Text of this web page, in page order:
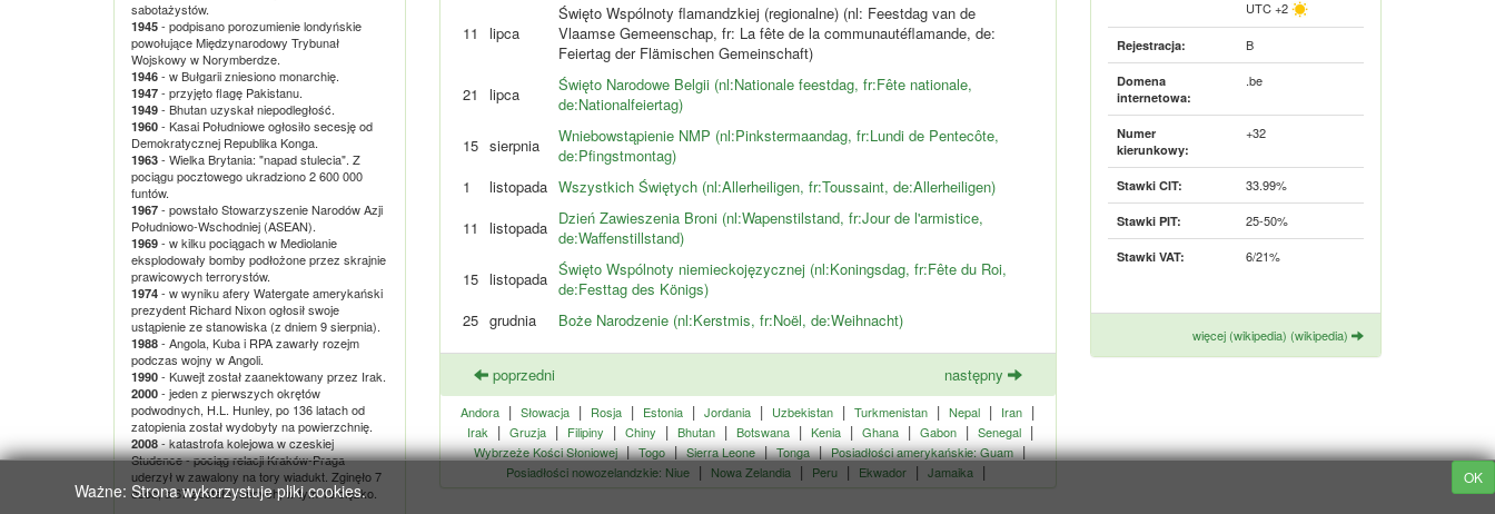
sabotażystów.
1945 - podpisano porozumienie londyńskie
powołujące Międzynarodowy Trybunał
Wojskowy w Norymberdze.
1946 - w Bułgarii zniesiono monarchię.
1947 - przyjęto flagę Pakistanu.
1949 - Bhutan uzyskał niepodległość.
1960 - Kasai Południowe ogłosiło secesję od
Demokratycznej Republika Konga.
1963 - Wielka Brytania: "napad stulecia". Z
pociągu pocztowego ukradziono 2 600 000
funtów.
1967 - powstało Stowarzyszenie Narodów Azji
Południowo-Wschodniej (ASEAN).
1969 - w kilku pociągach w Mediolanie
eksplodowały bomby podłożone przez skrajnie
prawicowych terrorystów.
1974 - w wyniku afery Watergate amerykański
prezydent Richard Nixon ogłosił swoje
ustąpienie ze stanowiska (z dniem 9 sierpnia).
1988 - Angola, Kuba i RPA zawarły rozejm
podczas wojny w Angoli.
1990 - Kuwejt został zaanektowany przez Irak.
2000 - jeden z pierwszych okrętów
podwodnych, H.L. Hunley, po 136 latach od
zatopienia został wydobyty na powierzchnię.
2008- katastrofa kolejowa w czeskiej
Studence - pociąg relacji Kraków-Praga
uderzył w zawalony na tory wiadukt. Zginęło 7
osób, a 67 zostało rannych, w tym 13 ciężko.
11 lipca
Święto Wspólnoty flamandzkiej (regionalne) (nl: Feestdag van de
Vlaamse Gemeenschap, fr: La fête de la communautéflamande, de:
Feiertag der Flämischen Gemeinschaft)
21
lipca
Święto Narodowe Belgii (nl:Nationale feestdag, fr:Fête nationale,
de:Nationalfeiertag)
15 sierpnia
Wniebowstąpienie NMP (nl:Pinkstermaandag, fr:Lundi de Pentecôte,
de:Pfingstmontag)
1
listopada Wszystkich Świętych (nl:Allerheiligen, fr:Toussaint, de:Allerheiligen)
11
listopada
Dzień Zawieszenia Broni (nl:Wapenstilstand, fr:Jour de l'armistice,
de:Waffenstillstand)
15 listopada Święto Wspólnoty niemieckojęzycznej (nl:Koningsdag, fr:Fête du Roi,
de:Festtag des Königs)
25 grudnia Boże Narodzenie (nl:Kerstmis, fr:Noël, de:Weihnacht)
poprzedni następny
Andora | Słowacja | Rosja | Estonia | Jordania | Uzbekistan | Turkmenistan | Nepal | Iran |
Irak| Gruzja| Filipiny | Chiny | Bhutan| Botswana| Kenia| Ghana| Gabon| Senegal|
Wybrzeże Kości Słoniowej|Togo|Sierra Leone|Tonga|Posiadłości amerykańskie: Guam|
Posiadłości nowozelandzkie: Niue| Nowa Zelandia| Peru | Ekwador| Jamaika|
UTC +2
Rejestracja: B
Domena
internetowa:
.be
Numer
kierunkowy:
+32
Stawki CIT: 33.99%
Stawki PIT: 25-50%
Stawki VAT: 6/21%
więcej (wikipedia) (wikipedia)
OK
Ważne: Strona wykorzystuje pliki cookies.